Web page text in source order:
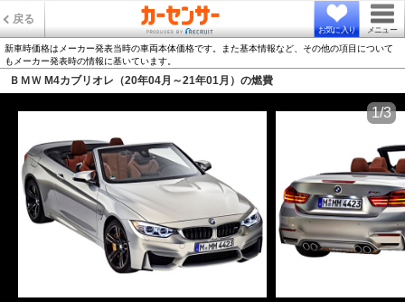
戻る
お気に入り メニュー
新車時価格はメーカー発表当時の車両本体価格です。また基本情報など、その他の項目について
もメーカー発表時の情報に基いています。
ＢＭＷ M4カブリオレ（20年04月～21年01月）の燃費
1/3